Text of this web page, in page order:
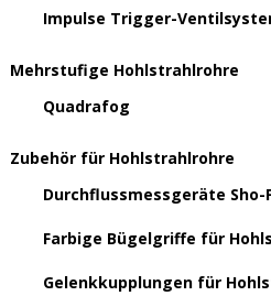
Impulse Trigger-
Mehrstufige Hohlstrahlrohre
Quadrafog
Zubehör für Hohlstrahlrohre
Durchflussmessgeräte Sho-
Farbige Bügelgriffe für
Gelenkkupplungen für